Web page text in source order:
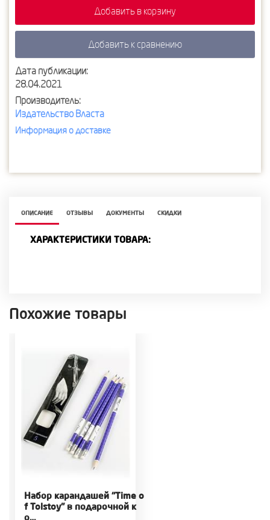
Добавить в корзину
Добавить к сравнению
Дата публикации:
28.04.2021
Производитель:
Издательство Власта
Информация о доставке
ОПИСАНИЕ ОТЗЫВЫ ДОКУМЕНТЫ СКИДКИ
ХАРАКТЕРИСТИКИ ТОВАРА:
Похожие товары
Набор карандашей "Time o
f Tolstoy" в подарочной к
о…